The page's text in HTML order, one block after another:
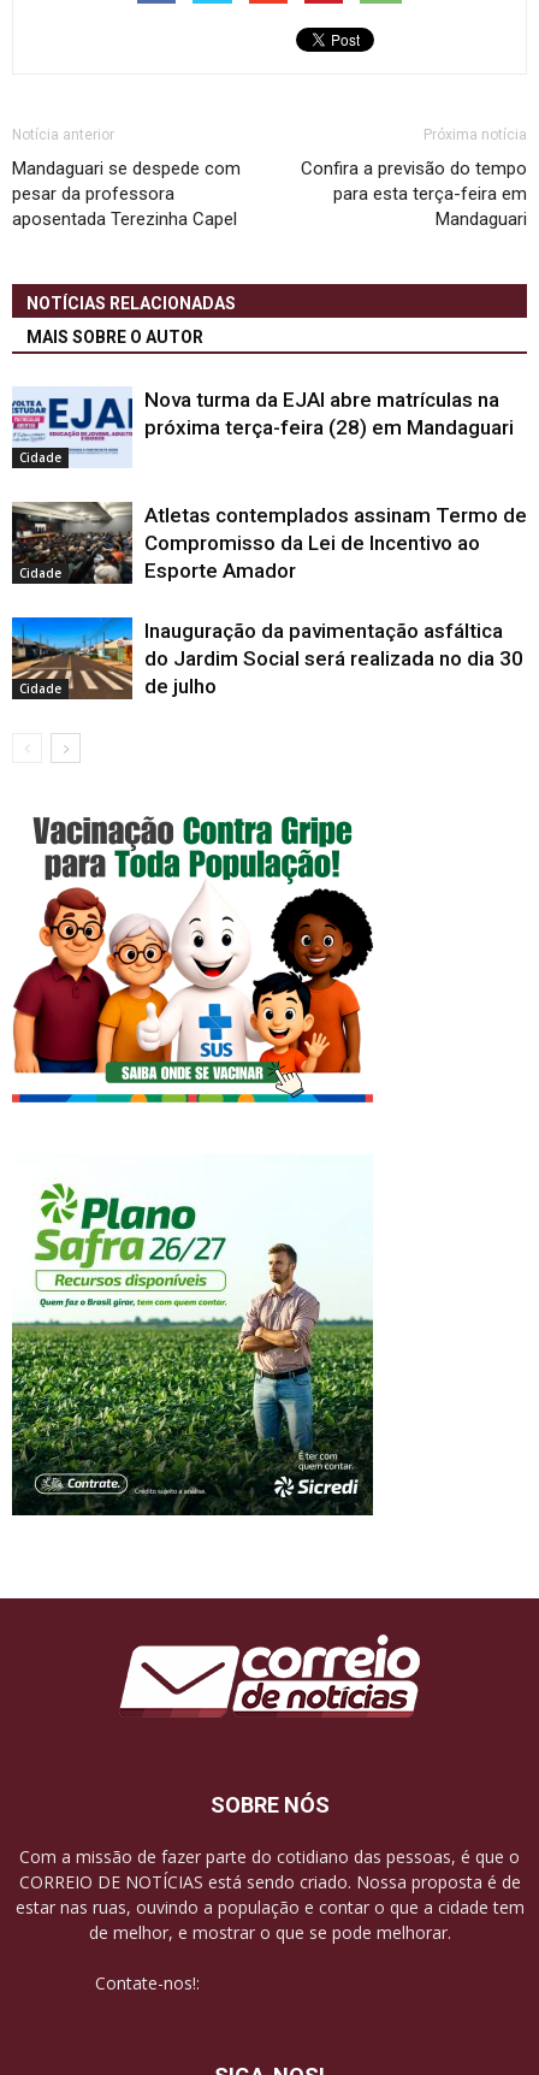
Notícia anterior
Mandaguari se despede com
pesar da professora
aposentada Terezinha Capel
Próxima notícia
Confira a previsão do tempo
para esta terça-feira em
Mandaguari
NOTÍCIAS RELACIONADAS
MAIS SOBRE O AUTOR
Cidade
Nova turma da EJAI abre matrículas na
próxima terça-feira (28) em Mandaguari
Cidade
Atletas contemplados assinam Termo de
Compromisso da Lei de Incentivo ao
Esporte Amador
Cidade
Inauguração da pavimentação asfáltica
do Jardim Social será realizada no dia 30
de julho
SOBRE NÓS
Com a missão de fazer parte do cotidiano das pessoas, é que o
CORREIO DE NOTÍCIAS está sendo criado. Nossa proposta é de
estar nas ruas, ouvindo a população e contar o que a cidade tem
de melhor, e mostrar o que se pode melhorar.
Contate-nos!: